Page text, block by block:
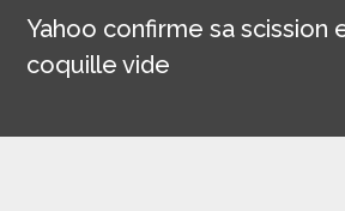
Yahoo confirme sa scission
coquille vide